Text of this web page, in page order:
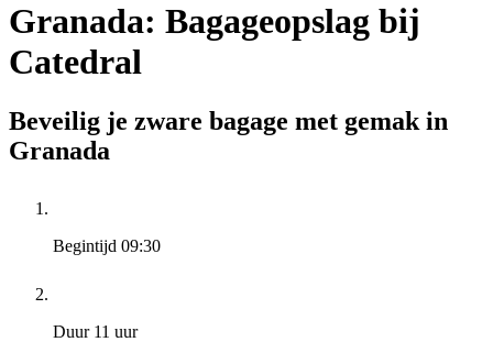
Granada: Bagageopslag bij
Catedral
Beveilig je zware bagage met gemak in
Granada
Begintijd 09:30
Duur 11 uur